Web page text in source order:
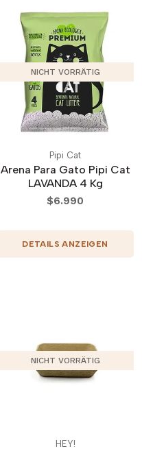
NICHT VORRÄTIG
Pipi Cat
Arena Para Gato Pipi Cat
LAVANDA 4 Kg
$6.990
DETAILS ANZEIGEN
NICHT VORRÄTIG
HEY!